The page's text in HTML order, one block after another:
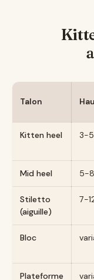
Talon
Kitten heel 3-
Mid heel 5-
Stiletto
(aiguille)
7-
Bloc
Plateforme